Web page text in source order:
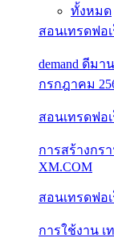
ทั้งหมด
สอนเทรดฟอ
demand ดีมา
กรกฎาคม
สอนเทรดฟอ
การสร้างกร
XM.COM
สอนเทรดฟอ
การใช้งาน